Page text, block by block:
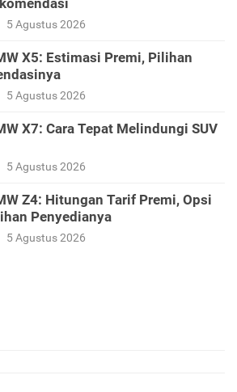
5 Agustus 2026
X5: Estimasi Premi, Pilihan
5 Agustus 2026
X7: Cara Tepat Melindungi SUV
5 Agustus 2026
Z4: Hitungan Tarif Premi, Opsi
Penyedianya
5 Agustus 2026